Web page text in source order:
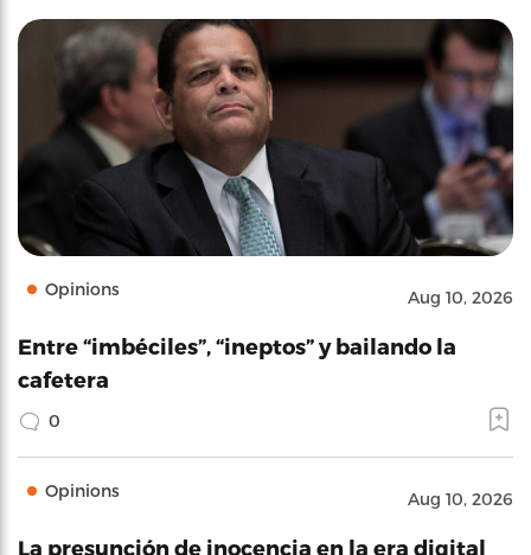
Opinions Aug 10, 2026
Entre “imbéciles”, “ineptos” y bailando la
cafetera
0
Opinions Aug 10, 2026
La presunción de inocencia en la era digital